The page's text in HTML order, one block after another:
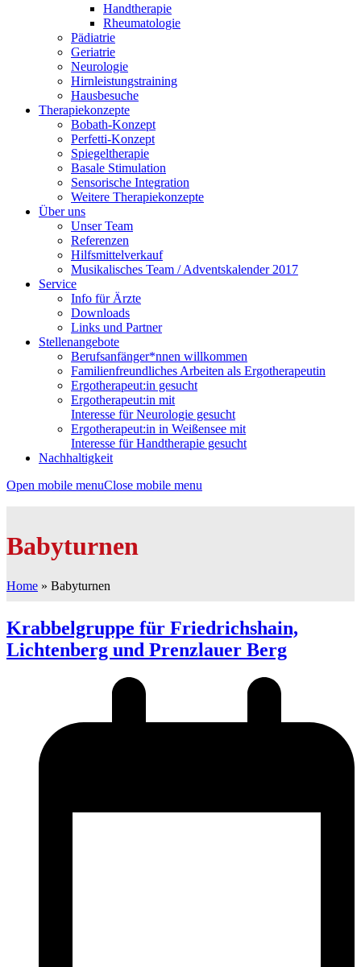
Handtherapie
Rheumatologie
Pädiatrie
Geriatrie
Neurologie
Hirnleistungstraining
Hausbesuche
Therapiekonzepte
Bobath-Konzept
Perfetti-Konzept
Spiegeltherapie
Basale Stimulation
Sensorische Integration
Weitere Therapiekonzepte
Über uns
Unser Team
Referenzen
Hilfsmittelverkauf
Musikalisches Team / Adventskalender 2017
Service
Info für Ärzte
Downloads
Links und Partner
Stellenangebote
Berufsanfänger*nnen willkommen
Familienfreundliches Arbeiten als Ergotherapeutin
Ergotherapeut:in gesucht
Ergotherapeut:in mit
Interesse für Neurologie gesucht
Ergotherapeut:in in Weißensee mit
Interesse für Handtherapie gesucht
Nachhaltigkeit
Open mobile menuClose mobile menu
Babyturnen
Home » Babyturnen
Krabbelgruppe für Friedrichshain,
Lichtenberg und Prenzlauer Berg